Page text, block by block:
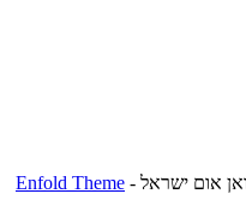
אום ישראל - Enfold Theme